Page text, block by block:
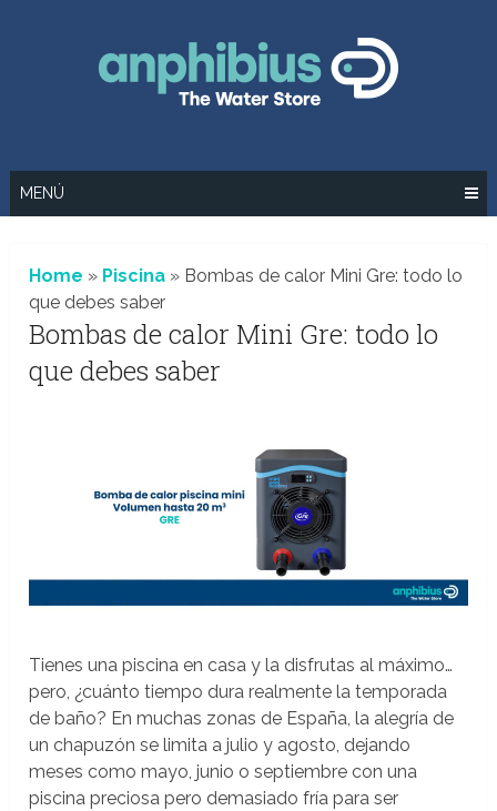
MENÚ
Home » Piscina » Bombas de calor Mini Gre: todo lo
que debes saber
Bombas de calor Mini Gre: todo lo
que debes saber
Tienes una piscina en casa y la disfrutas al máximo…
pero, ¿cuánto tiempo dura realmente la temporada
de baño? En muchas zonas de España, la alegría de
un chapuzón se limita a julio y agosto, dejando
meses como mayo, junio o septiembre con una
piscina preciosa pero demasiado fría para ser